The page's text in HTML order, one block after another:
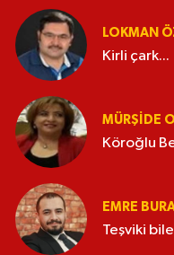
LOKMAN
Kirli çark...
MÜRŞIDE
Köroğlu
EMRE
Teşviki